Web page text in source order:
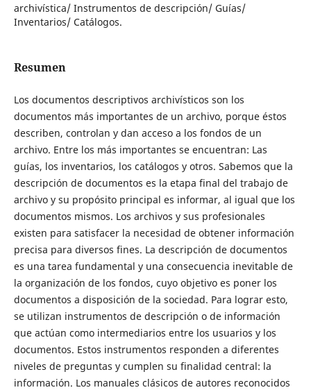
archivística/ Instrumentos de descripción/ Guías/
Inventarios/ Catálogos.
Resumen
Los documentos descriptivos archivísticos son los
documentos más importantes de un archivo, porque éstos
describen, controlan y dan acceso a los fondos de un
archivo. Entre los más importantes se encuentran: Las
guías, los inventarios, los catálogos y otros. Sabemos que la
descripción de documentos es la etapa final del trabajo de
archivo y su propósito principal es informar, al igual que los
documentos mismos. Los archivos y sus profesionales
existen para satisfacer la necesidad de obtener información
precisa para diversos fines. La descripción de documentos
es una tarea fundamental y una consecuencia inevitable de
la organización de los fondos, cuyo objetivo es poner los
documentos a disposición de la sociedad. Para lograr esto,
se utilizan instrumentos de descripción o de información
que actúan como intermediarios entre los usuarios y los
documentos. Estos instrumentos responden a diferentes
niveles de preguntas y cumplen su finalidad central: la
información. Los manuales clásicos de autores reconocidos